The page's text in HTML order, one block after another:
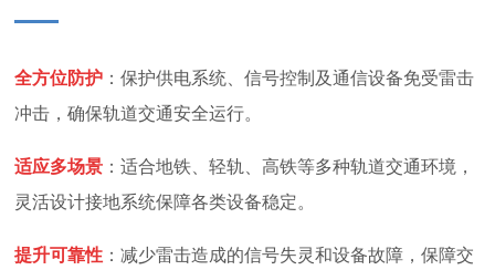
全方位防护 ：保护供电系统、信号控制及通信设备免受雷击
冲击，确保轨道交通安全运行。
适应多场景 ：适合地铁、轻轨、高铁等多种轨道交通环境，
灵活设计接地系统保障各类设备稳定。
提升可靠性 ：减少雷击造成的信号失灵和设备故障，保障交